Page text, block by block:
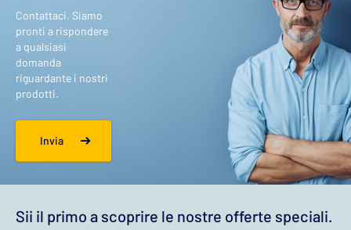
Contattaci. Siamo
pronti a rispondere
a qualsiasi
domanda
riguardante i nostri
prodotti.
Invia
Sii il primo a scoprire le nostre offerte speciali.